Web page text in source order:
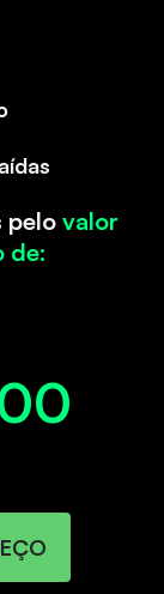
pelo valor
de: